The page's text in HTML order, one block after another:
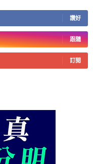
讚好
跟隨
訂閱